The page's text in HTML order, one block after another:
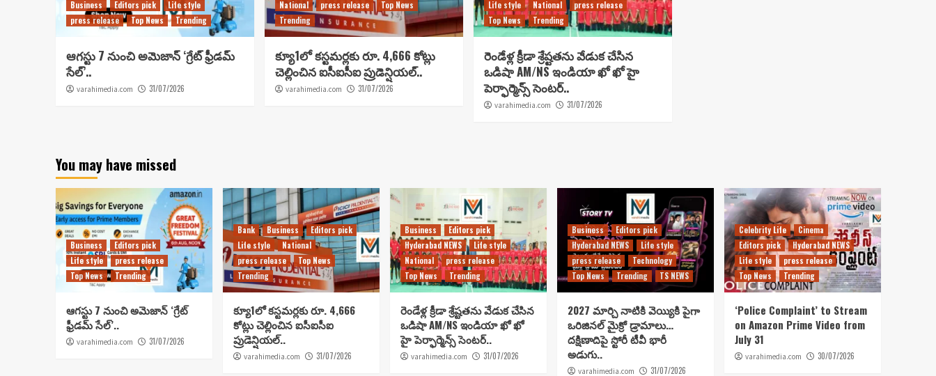
Business Editors pick
Life style
press release
Top News Trending
ఆగస్టు 7 నుంచి అమెజాన్ ‘గ్రేట్ ఫ్రీడమ్
సేల్’..
varahimedia.com 31/07/2026
National
press release
Top News
Trending
క్యూ1లో కస్టమర్లకు రూ. 4,666 కోట్లు
చెల్లించిన ఐసీఐసీఐ ప్రుడెన్షియల్..
varahimedia.com 31/07/2026
Life style
National
press release
Top News
Trending
రెండేళ్ల క్రీడా శ్రేష్టతను వేడుక చేసిన
ఒడిషా AM/NS ఇండియా ఖో ఖో హై
పెర్ఫార్మెన్స్ సెంటర్..
varahimedia.com 31/07/2026
You may have missed
Business
Editors pick
Life style
press release
Top News
Trending
ఆగస్టు 7 నుంచి అమెజాన్ ‘గ్రేట్
ఫ్రీడమ్ సేల్’..
varahimedia.com 31/07/2026
Bank Business
Editors pick
Life style
National
press release
Top News
Trending
క్యూ1లో కస్టమర్లకు రూ. 4,666
కోట్లు చెల్లించిన ఐసీఐసీఐ
ప్రుడెన్షియల్..
varahimedia.com 31/07/2026
Business
Editors pick
Hyderabad NEWS
Life style
National
press release
Top News
Trending
రెండేళ్ల క్రీడా శ్రేష్టతను వేడుక చేసిన
ఒడిషా AM/NS ఇండియా ఖో ఖో
హై పెర్ఫార్మెన్స్ సెంటర్..
varahimedia.com 31/07/2026
Business
Editors pick
Hyderabad NEWS
Life style
press release
Technology
Top News
Trending TS NEWS
2027 మార్చి నాటికి వెయ్యికి పైగా
ఒరిజినల్ మైక్రో డ్రామాలు…
దక్షిణాదిపై స్టోరీ టీవీ భారీ
అడుగు..
varahimedia.com 31/07/2026
Celebrity Life
Cinema
Editors pick
Hyderabad NEWS
Life style
press release
Top News
Trending
‘Police Complaint’ to Stream
on Amazon Prime Video from
July 31
varahimedia.com 30/07/2026